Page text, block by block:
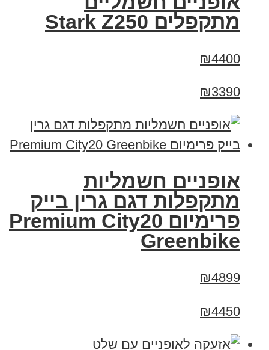
‏מתקפלים Stark Z250
₪4400
₪3390
אופניים חשמליות
מתקפלות דגם גרין בייק
פרימיום Premium City20
Greenbike
₪4899
₪4450